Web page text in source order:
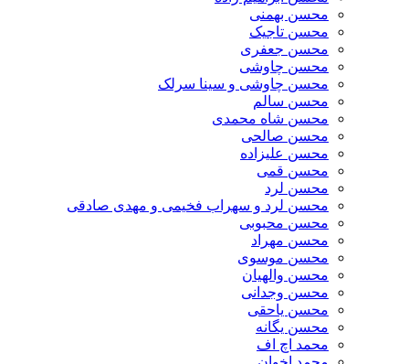
محسن بهمنی
محسن تاجیک
محسن جعفری
محسن چاوشی
محسن چاوشی و سینا سرلک
محسن سالم
محسن شاه محمدی
محسن صالحی
محسن علیزاده
محسن قمی
محسن لرد
محسن لرد و سهراب فخیمی و مهدی صادقی
محسن محبوبی
محسن مهراد
محسن موسوی
محسن والهیان
محسن وجدانی
محسن یاحقی
محسن یگانه
محمد اچ اف